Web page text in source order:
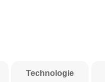
Technologie